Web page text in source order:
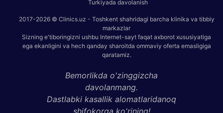
Turkiyada davolanish
2017-2026 © Clinics.uz - Toshkent shahridagi barcha klinika va tibbiy
markazlar
Sizning e'tiboringizni ushbu Internet-sayt faqat axborot xususiyatiga
ega ekanligini va hech qanday sharoitda ommaviy oferta emasligiga
qaratamiz.
Bemorlikda o'zinggizcha
davolanmang.
Dastlabki kasallik alomatlaridanoq
shifokorga ko'rining!